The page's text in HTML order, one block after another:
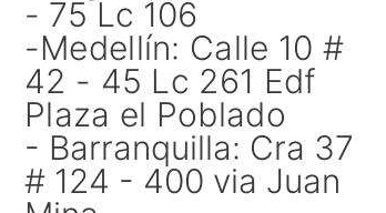
- 75 Lc 106
-Medellín: Calle 10 #
42 - 45 Lc 261 Edf
Plaza el Poblado
- Barranquilla: Cra 37
# 124 - 400 via Juan